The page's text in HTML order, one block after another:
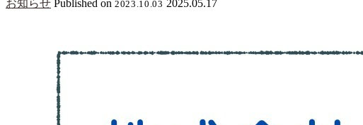
お知らせ Published on 2023.10.03 2025.05.17